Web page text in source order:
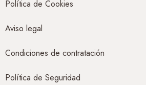
Política de Cookies
Aviso legal
Condiciones de contratación
Política de Seguridad